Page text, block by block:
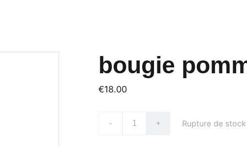
bougie
€18.00
- + Rupture de stock